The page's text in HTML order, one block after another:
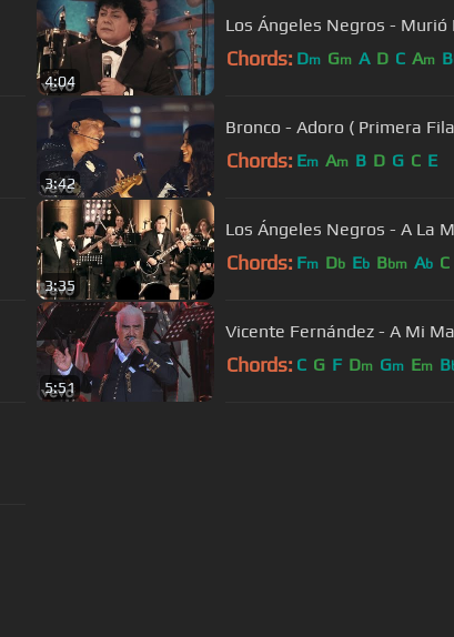
4:04
Los Ángeles Negros - Murió
Chords: Dm Gm A D C Am B
3:42
Bronco - Adoro ( Primera
Chords: Em Am B D G C E
3:35
Los Ángeles Negros - A La
Chords: Fm Db Eb Bbm Ab C
5:51
Vicente Fernández - A Mi
Chords: C G F Dm Gm Em B